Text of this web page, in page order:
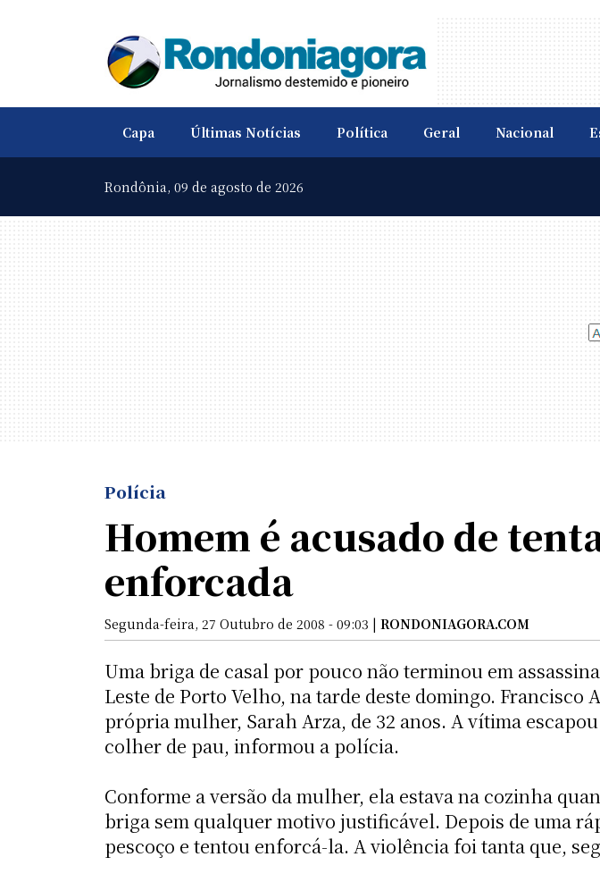
Capa Últimas Notícias Política Geral Nacional
Rondônia, 09 de agosto de 2026
Polícia
Homem é acusado de
enforcada
Segunda-feira, 27 Outubro de 2008 - 09:03 | RONDONIAGORA.COM
Uma briga de casal por pouco não terminou em
Leste de Porto Velho, na tarde deste domingo.
própria mulher, Sarah Arza, de 32 anos. A vítima
colher de pau, informou a polícia.
Conforme a versão da mulher, ela estava na cozinha
briga sem qualquer motivo justificável. Depois de uma
pescoço e tentou enforcá-la. A violência foi tanta que,